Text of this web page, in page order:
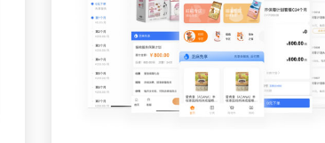
行业资讯